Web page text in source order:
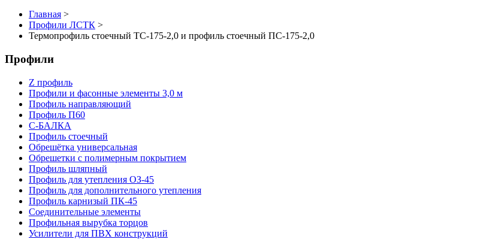
Главная >
Профили ЛСТК >
Термопрофиль стоечный ТС-175-2,0 и профиль стоечный ПС-175-2,0
Профили
Z профиль
Профили и фасонные элементы 3,0 м
Профиль направляющий
Профиль П60
С-БАЛКА
Профиль стоечный
Обрешётка универсальная
Обрешетки с полимерным покрытием
Профиль шляпный
Профиль для утепления ОЗ-45
Профиль для дополнительного утепления
Профиль карнизый ПК-45
Соединительные элементы
Профильная вырубка торцов
Усилители для ПВХ конструкций